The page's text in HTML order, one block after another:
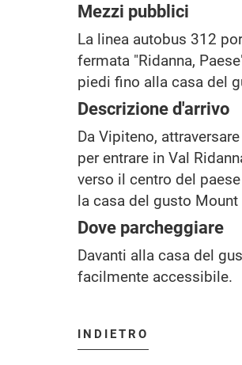
Mezzi pubblici
La linea autobus 312
fermata "Ridanna,
piedi fino alla casa del
Descrizione d'arrivo
Da Vipiteno,
per entrare in Val
verso il centro del
la casa del gusto Mount
Dove parcheggiare
Davanti alla casa del
facilmente accessibile.
INDIETRO